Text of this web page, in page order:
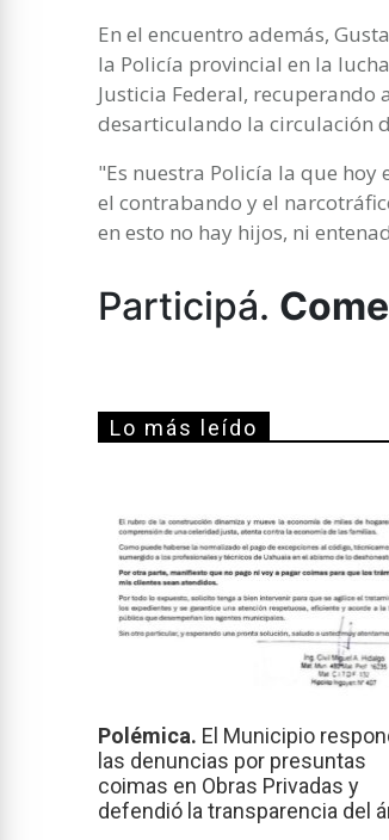
En el encuentro además,
la Policía provincial en la
Justicia Federal,
desarticulando la circulación
"Es nuestra Policía la que hoy
el contrabando y el
en esto no hay hijos, ni
Participá.
Lo más leído
Polémica. El Municipio
las denuncias por presuntas
coimas en Obras Privadas y
defendió la transparencia del